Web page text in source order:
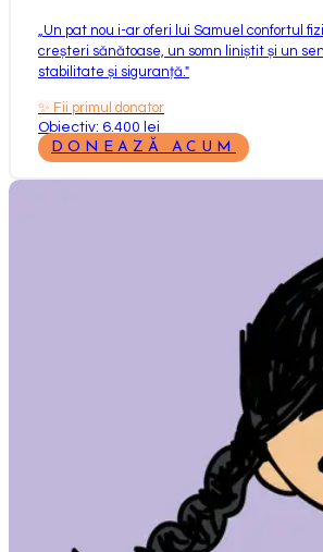
Un pat nou i-ar oferi lui Samuel confortul
creșteri sănătoase, un somn liniștit și un
stabilitate și siguranță. "
✨ Fii primul donator
Obiectiv: 6.400 lei
DONEAZĂ ACUM